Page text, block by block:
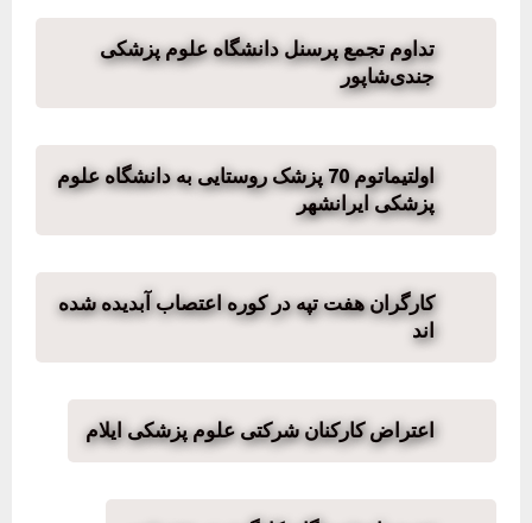
تداوم تجمع پرسنل دانشگاه علوم پزشکی
جندی‌شاپور
اولتیماتوم 70 پزشک روستایی به دانشگاه علوم
پزشکی ایرانشهر
کارگران هفت تپه در کوره اعتصاب آبدیده شده
اند
اعتراض کارکنان شرکتی علوم پزشکی ایلام